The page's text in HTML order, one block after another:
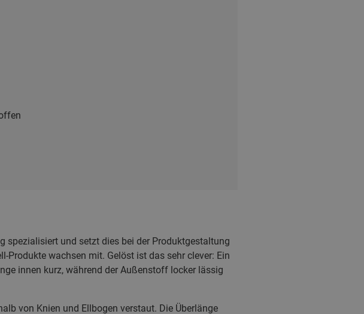
und setzt dies bei der Produktgestaltung
Produkte wachsen mit. Gelöst ist das sehr clever: Ein
innen kurz, während der Außenstoff locker lässig
von Knien und Ellbogen verstaut. Die Überlänge